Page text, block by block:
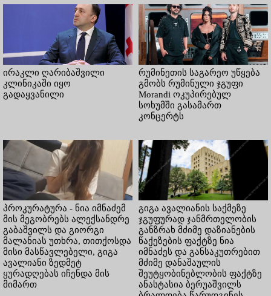
ირაკლი ღარიბაშვილი
კლინიკაში იყო
გადაყვანილი
რუმინეთის საგარეო უწყება
გმობს რუმინული ჯგუფი
Morandi ოკუპირებულ
სოხუმში გასამართ
კონცერტს
პროკურატურა - ნია იმნაძემ
მის მეგობრებს ალექსანდრე
გაბაშვილს და გიორგი
მალანიას უთხრა, თითქოსდა
მისი მასწავლებელი, გიგა
ავალიანი ზედმეტ
ყურადღებას იჩენდა მის
მიმართ
გიგა ავალიანის საქმეზე
ჯგუფურად ჯანმრთელობის
განზრახ მძიმე დაზიანების
წაქეზების ფაქტზე ნია
იმნაძეს და განსაკუთრებით
მძიმე დანაშაულის
შეუტყობინებლობის ფაქტზე
ანასტასია ბერუაშვილს